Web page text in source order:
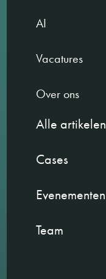
AI
Vacatures
Over ons
Alle artikelen
Cases
Evenementen
Team